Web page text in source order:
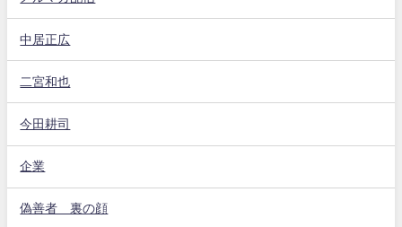
中居正広
二宮和也
今田耕司
企業
偽善者 裏の顔